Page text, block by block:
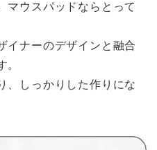
マウスパッドならとって
イナーのデザインと融合
。
、しっかりした作りにな